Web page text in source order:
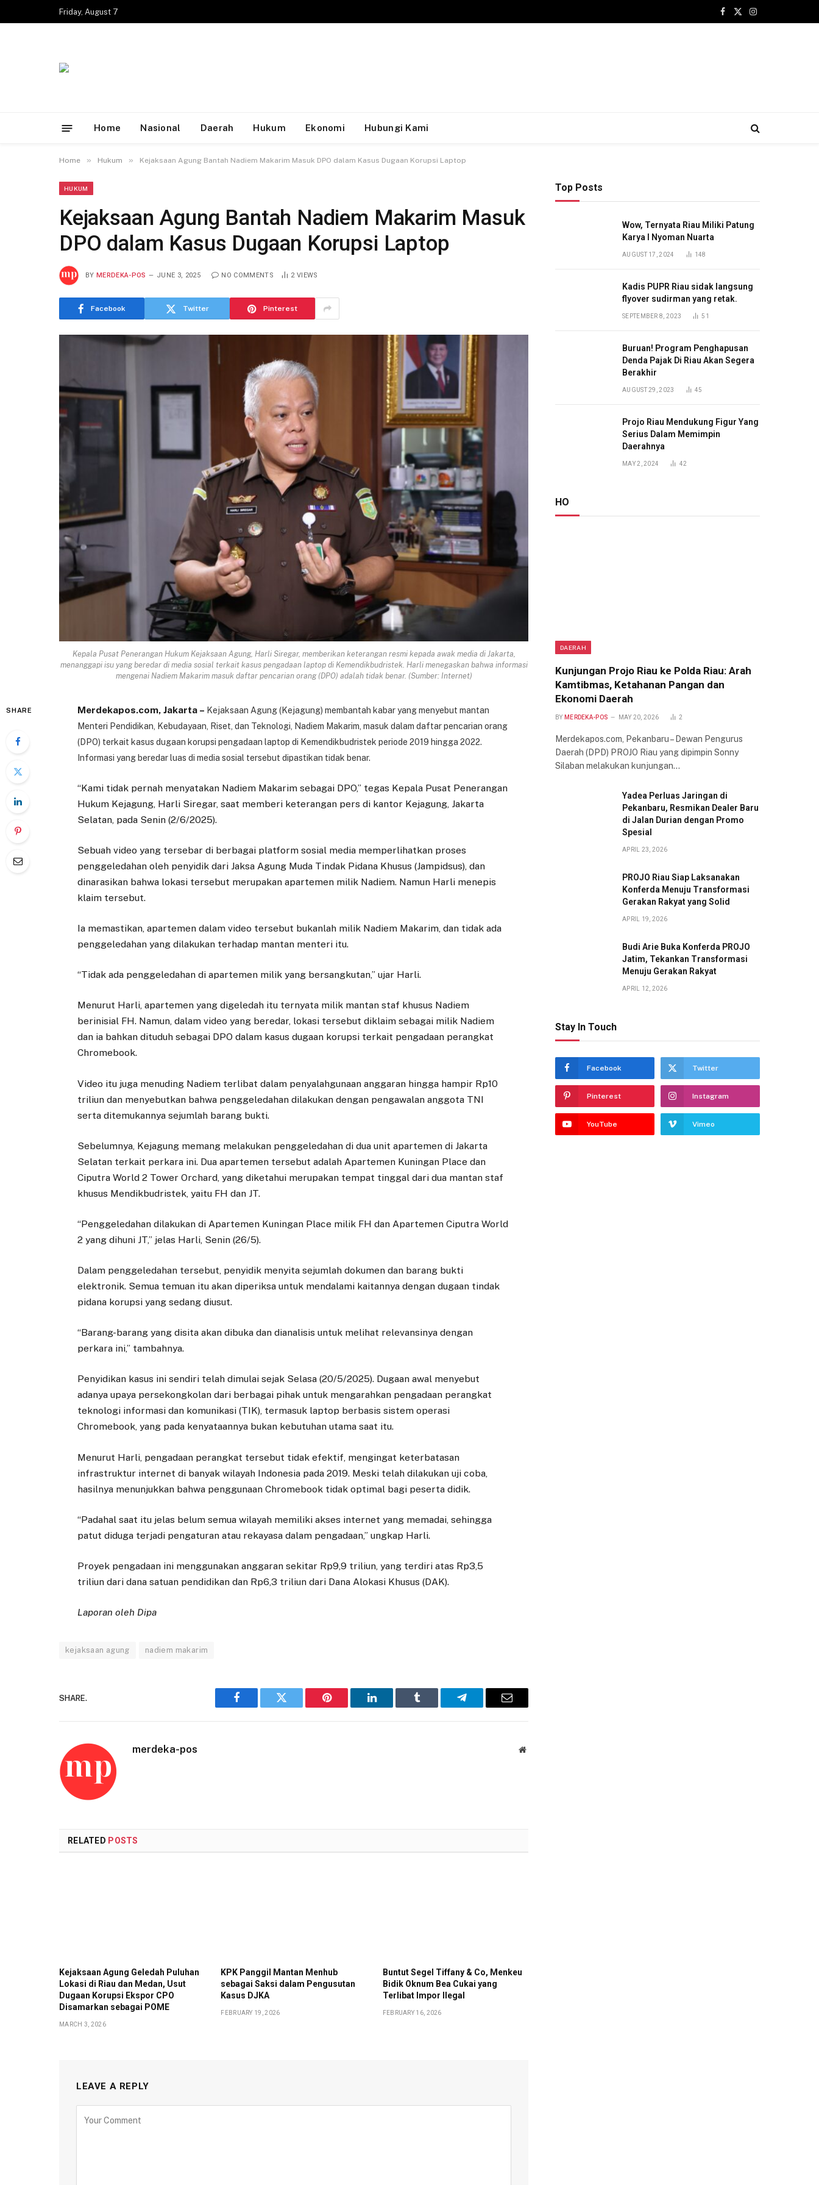
Friday, August 7
Facebook
X
Instagram
Home Nasional Daerah Hukum Ekonomi Hubungi Kami
Home » Hukum » Kejaksaan Agung Bantah Nadiem Makarim Masuk DPO dalam Kasus Dugaan Korupsi Laptop
HUKUM
Kejaksaan Agung Bantah Nadiem Makarim Masuk
DPO dalam Kasus Dugaan Korupsi Laptop
BY MERDEKA-POS JUNE 3, 2025 NO COMMENTS 2 VIEWS
Facebook Twitter Pinterest
Kepala Pusat Penerangan Hukum Kejaksaan Agung, Harli Siregar, memberikan keterangan resmi kepada awak media di Jakarta,
menanggapi isu yang beredar di media sosial terkait kasus pengadaan laptop di Kemendikbudristek. Harli menegaskan bahwa informasi
mengenai Nadiem Makarim masuk daftar pencarian orang (DPO) adalah tidak benar. (Sumber: Internet)
SHARE Merdekapos.com, Jakarta – Kejaksaan Agung (Kejagung) membantah kabar yang menyebut mantan
Menteri Pendidikan, Kebudayaan, Riset, dan Teknologi, Nadiem Makarim, masuk dalam daftar pencarian orang
(DPO) terkait kasus dugaan korupsi pengadaan laptop di Kemendikbudristek periode 2019 hingga 2022.
Informasi yang beredar luas di media sosial tersebut dipastikan tidak benar.
“Kami tidak pernah menyatakan Nadiem Makarim sebagai DPO,” tegas Kepala Pusat Penerangan
Hukum Kejagung, Harli Siregar, saat memberi keterangan pers di kantor Kejagung, Jakarta
Selatan, pada Senin (2/6/2025).
Sebuah video yang tersebar di berbagai platform sosial media memperlihatkan proses
penggeledahan oleh penyidik dari Jaksa Agung Muda Tindak Pidana Khusus (Jampidsus), dan
dinarasikan bahwa lokasi tersebut merupakan apartemen milik Nadiem. Namun Harli menepis
klaim tersebut.
Ia memastikan, apartemen dalam video tersebut bukanlah milik Nadiem Makarim, dan tidak ada
penggeledahan yang dilakukan terhadap mantan menteri itu.
“Tidak ada penggeledahan di apartemen milik yang bersangkutan,” ujar Harli.
Menurut Harli, apartemen yang digeledah itu ternyata milik mantan staf khusus Nadiem
berinisial FH. Namun, dalam video yang beredar, lokasi tersebut diklaim sebagai milik Nadiem
dan ia bahkan dituduh sebagai DPO dalam kasus dugaan korupsi terkait pengadaan perangkat
Chromebook.
Video itu juga menuding Nadiem terlibat dalam penyalahgunaan anggaran hingga hampir Rp10
triliun dan menyebutkan bahwa penggeledahan dilakukan dengan pengawalan anggota TNI
serta ditemukannya sejumlah barang bukti.
Sebelumnya, Kejagung memang melakukan penggeledahan di dua unit apartemen di Jakarta
Selatan terkait perkara ini. Dua apartemen tersebut adalah Apartemen Kuningan Place dan
Ciputra World 2 Tower Orchard, yang diketahui merupakan tempat tinggal dari dua mantan staf
khusus Mendikbudristek, yaitu FH dan JT.
“Penggeledahan dilakukan di Apartemen Kuningan Place milik FH dan Apartemen Ciputra World
2 yang dihuni JT,” jelas Harli, Senin (26/5).
Dalam penggeledahan tersebut, penyidik menyita sejumlah dokumen dan barang bukti
elektronik. Semua temuan itu akan diperiksa untuk mendalami kaitannya dengan dugaan tindak
pidana korupsi yang sedang diusut.
“Barang-barang yang disita akan dibuka dan dianalisis untuk melihat relevansinya dengan
perkara ini,” tambahnya.
Penyidikan kasus ini sendiri telah dimulai sejak Selasa (20/5/2025). Dugaan awal menyebut
adanya upaya persekongkolan dari berbagai pihak untuk mengarahkan pengadaan perangkat
teknologi informasi dan komunikasi (TIK), termasuk laptop berbasis sistem operasi
Chromebook, yang pada kenyataannya bukan kebutuhan utama saat itu.
Menurut Harli, pengadaan perangkat tersebut tidak efektif, mengingat keterbatasan
infrastruktur internet di banyak wilayah Indonesia pada 2019. Meski telah dilakukan uji coba,
hasilnya menunjukkan bahwa penggunaan Chromebook tidak optimal bagi peserta didik.
“Padahal saat itu jelas belum semua wilayah memiliki akses internet yang memadai, sehingga
patut diduga terjadi pengaturan atau rekayasa dalam pengadaan,” ungkap Harli.
Proyek pengadaan ini menggunakan anggaran sekitar Rp9,9 triliun, yang terdiri atas Rp3,5
triliun dari dana satuan pendidikan dan Rp6,3 triliun dari Dana Alokasi Khusus (DAK).
Laporan oleh Dipa
kejaksaan agung nadiem makarim
SHARE.
Facebook Twitter Pinterest LinkedIn Tumblr Telegram Email
merdeka-pos Website
RELATED POSTS
Kejaksaan Agung Geledah Puluhan
Lokasi di Riau dan Medan, Usut
Dugaan Korupsi Ekspor CPO
Disamarkan sebagai POME
MARCH 3, 2026
KPK Panggil Mantan Menhub
sebagai Saksi dalam Pengusutan
Kasus DJKA
FEBRUARY 19, 2026
Buntut Segel Tiffany & Co, Menkeu
Bidik Oknum Bea Cukai yang
Terlibat Impor Ilegal
FEBRUARY 16, 2026
LEAVE A REPLY
Top Posts
Wow, Ternyata Riau Miliki Patung
Karya I Nyoman Nuarta
AUGUST 17, 2024 148
Kadis PUPR Riau sidak langsung
flyover sudirman yang retak.
SEPTEMBER 8, 2023 51
Buruan! Program Penghapusan
Denda Pajak Di Riau Akan Segera
Berakhir
AUGUST 29, 2023 45
Projo Riau Mendukung Figur Yang
Serius Dalam Memimpin
Daerahnya
MAY 2, 2024 42
HO
DAERAH
Kunjungan Projo Riau ke Polda Riau: Arah
Kamtibmas, Ketahanan Pangan dan
Ekonomi Daerah
BY MERDEKA-POS MAY 20, 2026 2
Merdekapos.com, Pekanbaru – Dewan Pengurus
Daerah (DPD) PROJO Riau yang dipimpin Sonny
Silaban melakukan kunjungan…
Yadea Perluas Jaringan di
Pekanbaru, Resmikan Dealer Baru
di Jalan Durian dengan Promo
Spesial
APRIL 23, 2026
PROJO Riau Siap Laksanakan
Konferda Menuju Transformasi
Gerakan Rakyat yang Solid
APRIL 19, 2026
Budi Arie Buka Konferda PROJO
Jatim, Tekankan Transformasi
Menuju Gerakan Rakyat
APRIL 12, 2026
Stay In Touch
Facebook Twitter
Pinterest Instagram
YouTube Vimeo